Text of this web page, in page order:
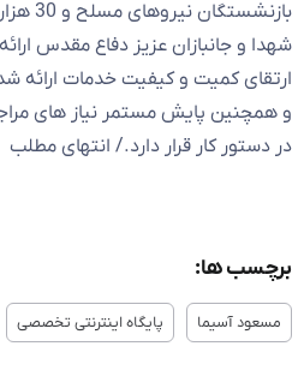
شهدا و جانبازان عزیز دفاع مقدس
ارتقای کمیت و کیفیت خدمات ارائه
و همچنین پایش مستمر نیاز های
در دستور کار قرار دارد./ انتهای مطلب
برچسب ها:
مسعود آسیما پایگاه اینترنتی تخصصی